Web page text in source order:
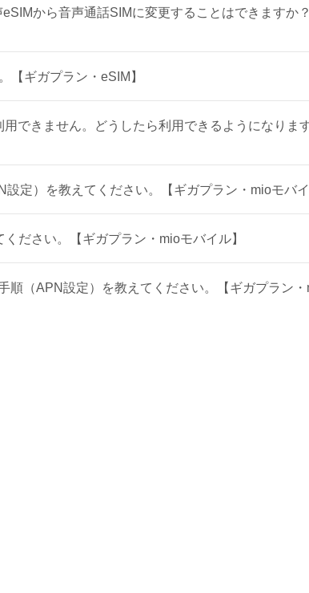
から音声通話SIMに変更することはできますか
【ギガプラン・eSIM】
用できません。どうしたら利用できるようになりま
設定）を教えてください。【ギガプラン・mioモバイ
ださい。【ギガプラン・mioモバイル】
順（APN設定）を教えてください。【ギガプラン・